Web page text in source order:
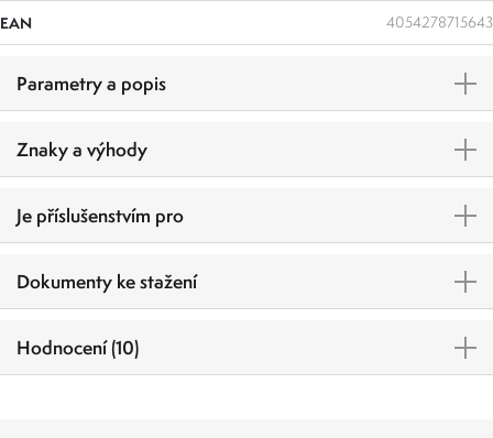
EAN 4054278715643
Parametry a popis
Znaky a výhody
Je příslušenstvím pro
Dokumenty ke stažení
Hodnocení (10)